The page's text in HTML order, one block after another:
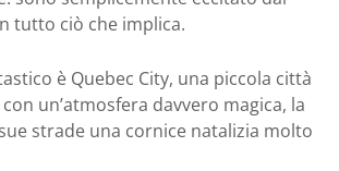
tutto ciò che implica.
è Quebec City, una piccola città
un’atmosfera davvero magica, la
strade una cornice natalizia molto